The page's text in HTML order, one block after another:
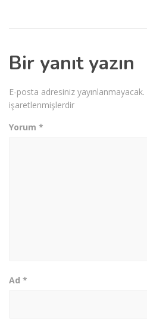
Bir yanıt yazın
E-posta adresiniz yayınlanmayacak.
işaretlenmişlerdir
Yorum *
Ad *